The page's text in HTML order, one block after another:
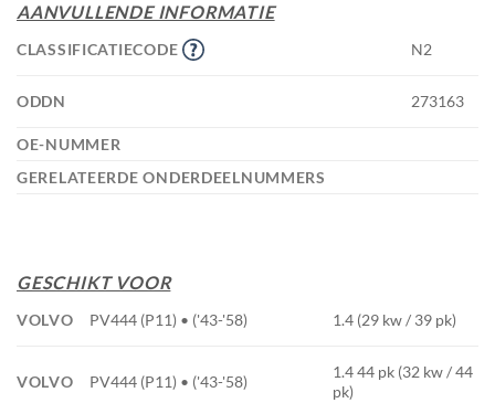
AANVULLENDE INFORMATIE
CLASSIFICATIECODE N2
ODDN 273163
OE-NUMMER
GERELATEERDE ONDERDEELNUMMERS
GESCHIKT VOOR
VOLVO PV444 (P11) • ('43-'58) 1.4 (29 kw / 39 pk)
VOLVO PV444 (P11) • ('43-'58)
1.4 44 pk (32 kw / 44
pk)